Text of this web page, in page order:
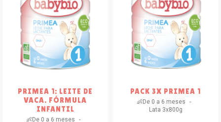
PRIMEA 1: LEITE DE
VACA. FÓRMULA
INFANTIL
👶De 0 a 6 meses
PACK 3X PRIMEA 1
👶De 0 a 6 meses
Lata 3x800g